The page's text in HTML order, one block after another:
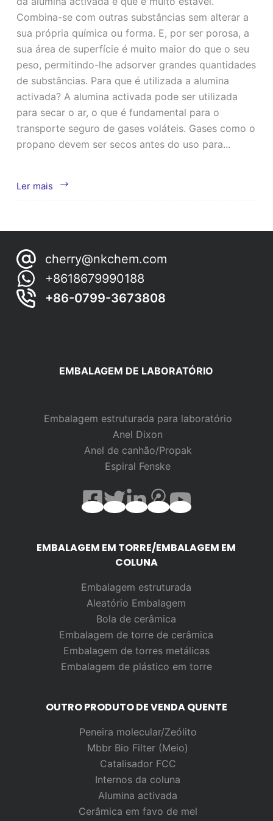
Combina-se com outras substâncias sem alterar a
sua própria química ou forma. E, por ser porosa, a
sua área de superfície é muito maior do que o seu
peso, permitindo-lhe adsorver grandes quantidades
de substâncias. Para que é utilizada a alumina
activada? A alumina activada pode ser utilizada
para secar o ar, o que é fundamental para o
transporte seguro de gases voláteis. Gases como o
propano devem ser secos antes do uso para...
Ler mais
Alumina
activada
secador
ar
cherry@nkchem.com
+8618679990188
+86-0799-3673808
EMBALAGEM DE LABORATÓRIO
Embalagem estruturada para laboratório
Anel Dixon
Anel de canhão/Propak
Espiral Fenske
EMBALAGEM EM TORRE/EMBALAGEM EM
COLUNA
Embalagem estruturada
Aleatório Embalagem
Bola de cerâmica
Embalagem de torre de cerâmica
Embalagem de torres metálicas
Embalagem de plástico em torre
OUTRO PRODUTO DE VENDA QUENTE
Peneira molecular/Zeólito
Mbbr Bio Filter (Meio)
Catalisador FCC
Internos da coluna
Alumina activada
Cerâmica em favo de mel